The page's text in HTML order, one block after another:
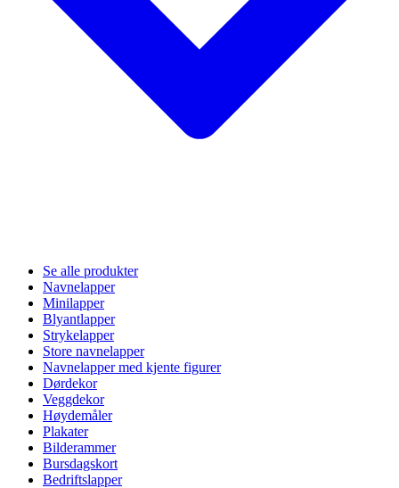
Se alle produkter
Navnelapper
Minilapper
Blyantlapper
Strykelapper
Store navnelapper
Navnelapper med kjente figurer
Dørdekor
Veggdekor
Høydemåler
Plakater
Bilderammer
Bursdagskort
Bedriftslapper